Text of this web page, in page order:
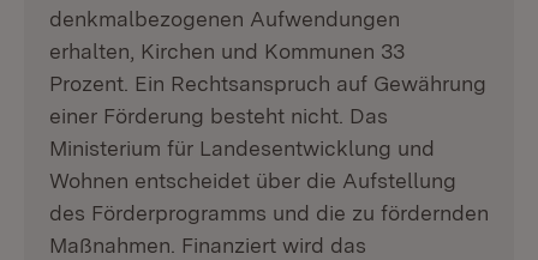
denkmalbezogenen Aufwendungen
erhalten, Kirchen und Kommunen 33
Prozent. Ein Rechtsanspruch auf Gewährung
einer Förderung besteht nicht. Das
Ministerium für Landesentwicklung und
Wohnen entscheidet über die Aufstellung
des Förderprogramms und die zu fördernden
Maßnahmen. Finanziert wird das